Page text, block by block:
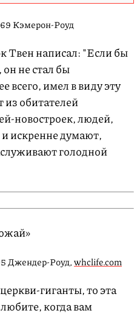
Кэмерон-Роуд
Твен написал: "Если бы
не стал бы
всего, имел в виду эту
из обитателей
новостроек, людей,
искренне думают,
голодной
Джендер-Роуд,whclife.com
гиганты, то эта
когда вам